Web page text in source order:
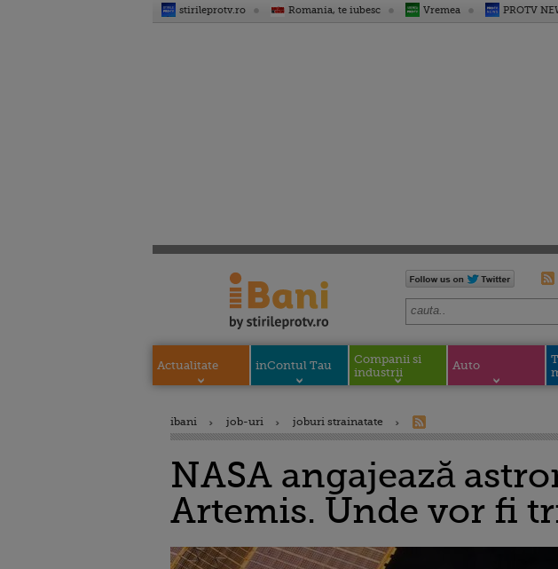
stirileprotv.ro Romania, te iubesc Vremea PROTV
Actualitate inContul Tau
Companii si
industrii
Auto
ibani job-uri joburi strainatate
NASA angajează
Artemis. Unde vor fi